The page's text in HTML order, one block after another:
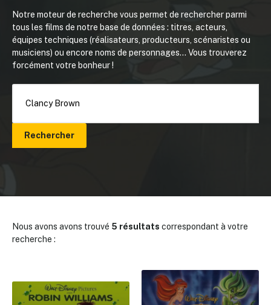
Notre moteur de recherche vous permet de rechercher parmi
tous les films de notre base de données : titres, acteurs,
équipes techniques (réalisateurs, producteurs, scénaristes ou
musiciens) ou encore noms de personnages... Vous trouverez
forcément votre bonheur !
Rechercher
Nous avons avons trouvé 5 résultats correspondant à votre
recherche :